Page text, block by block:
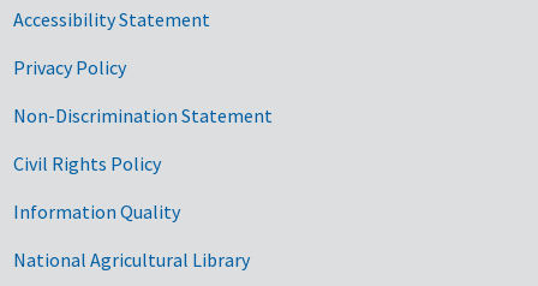
Accessibility Statement
Privacy Policy
Non-Discrimination Statement
Civil Rights Policy
Information Quality
National Agricultural Library